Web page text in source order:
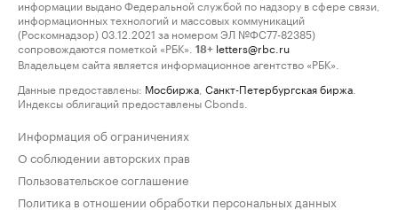
информации выдано Федеральной службой по надзору в сфере связи,
информационных технологий и массовых коммуникаций
(Роскомнадзор) 03.12.2021 за номером ЭЛ №ФС77-82385)
сопровождаются пометкой «РБК».
18+ letters@rbc.ru
Владельцем сайта является информационное агентство «РБК».
Данные предоставлены: Мосбиржа Санкт-Петербургская биржа
Индексы облигаций предоставлены Cbonds.
Информация об ограничениях
О соблюдении авторских прав
Пользовательское соглашение
Политика в отношении обработки персональных данных